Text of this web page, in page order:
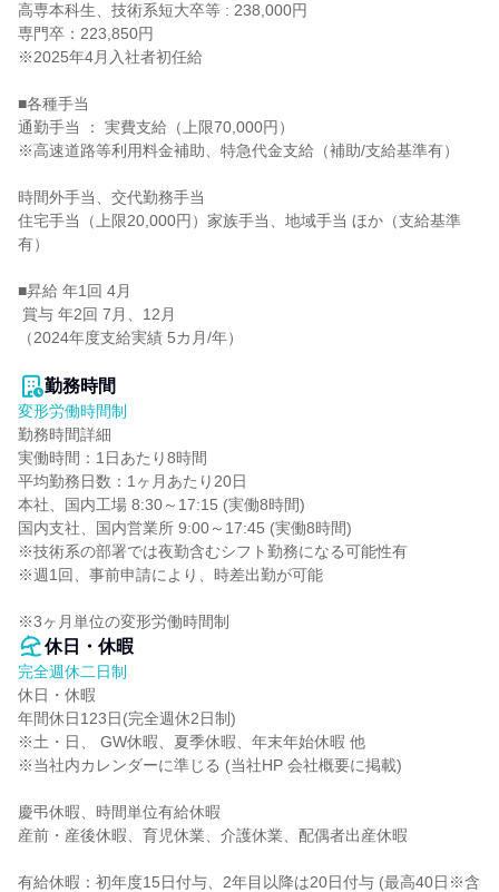
高専本科生、技術系短大卒等 : 238,000円
専門卒：223,850円
※2025年4月入社者初任給
■各種手当
通勤手当 ： 実費支給（上限70,000円）
※高速道路等利用料金補助、特急代金支給（補助/支給基準有）
時間外手当、交代勤務手当
住宅手当（上限20,000円）家族手当、地域手当 ほか（支給基準
有）
■昇給 年1回 4月
（2024年度支給実績 5カ月/年）
勤務時間
変形労働時間制
勤務時間詳細
実働時間：1日あたり8時間
平均勤務日数：1ヶ月あたり20日
本社、国内工場 8:30～17:15 (実働8時間)
国内支社、国内営業所 9:00～17:45 (実働8時間)
※技術系の部署では夜勤含むシフト勤務になる可能性有
※週1回、事前申請により、時差出勤が可能
※3ヶ月単位の変形労働時間制
休日・休暇
完全週休二日制
休日・休暇
年間休日123日(完全週休2日制)
※土・日、 GW休暇、夏季休暇、年末年始休暇 他
※当社内カレンダーに準じる (当社HP 会社概要に掲載)
慶弔休暇、時間単位有給休暇
産前・産後休暇、育児休業、介護休業、配偶者出産休暇
有給休暇：初年度15日付与、2年目以降は20日付与 (最高40日※含